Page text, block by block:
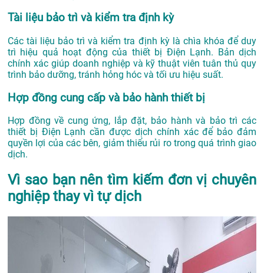
Tài liệu bảo trì và kiểm tra định kỳ
Các tài liệu bảo trì và kiểm tra định kỳ là chìa khóa để duy
trì hiệu quả hoạt động của thiết bị Điện Lạnh. Bản dịch
chính xác giúp doanh nghiệp và kỹ thuật viên tuân thủ quy
trình bảo dưỡng, tránh hỏng hóc và tối ưu hiệu suất.
Hợp đồng cung cấp và bảo hành thiết bị
Hợp đồng về cung ứng, lắp đặt, bảo hành và bảo trì các
thiết bị Điện Lạnh cần được dịch chính xác để bảo đảm
quyền lợi của các bên, giảm thiểu rủi ro trong quá trình giao
dịch.
Vì sao bạn nên tìm kiếm đơn vị chuyên
nghiệp thay vì tự dịch